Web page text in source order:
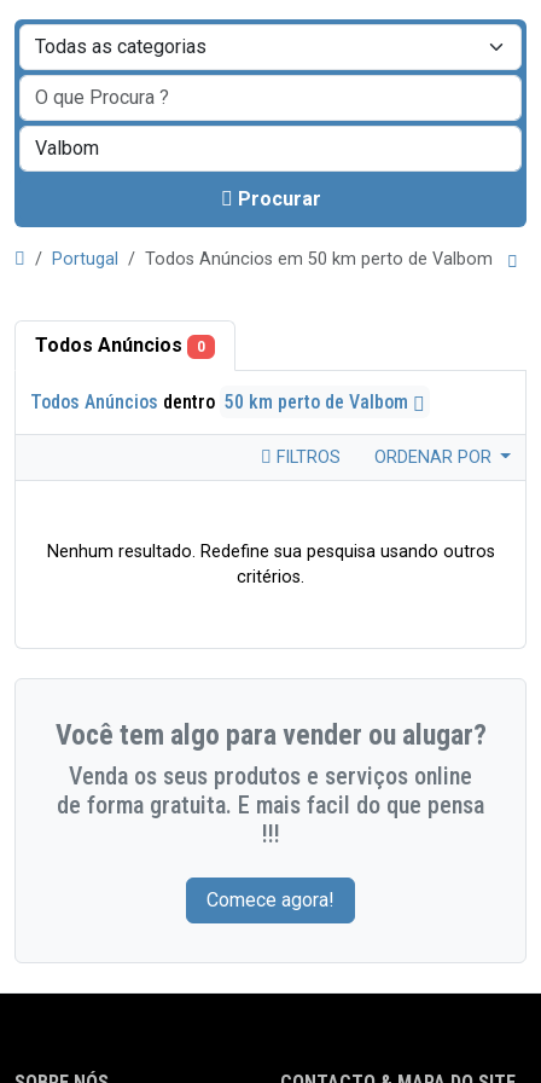
Procurar
Portugal Todos Anúncios em 50 km perto de Valbom
Todos Anúncios 0
Todos Anúncios dentro 50 km perto de Valbom
FILTROS ORDENAR POR
Nenhum resultado. Redefine sua pesquisa usando outros
critérios.
Você tem algo para vender ou alugar?
Venda os seus produtos e serviços online
de forma gratuita. E mais facil do que pensa
!!!
Comece agora!